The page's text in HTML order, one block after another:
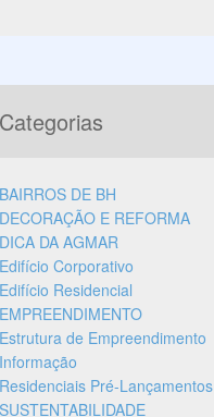
Categorias
BAIRROS DE BH
DECORAÇÃO E REFORMA
DICA DA AGMAR
Edifício Corporativo
Edifício Residencial
EMPREENDIMENTO
Estrutura de Empreendimento
Informação
Residenciais Pré-Lançamentos
SUSTENTABILIDADE